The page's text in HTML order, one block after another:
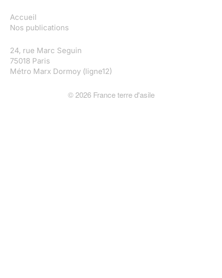
Accueil
Nos publications
24, rue Marc Seguin
75018 Paris
Métro Marx Dormoy (ligne12)
©2026France terre d'asile